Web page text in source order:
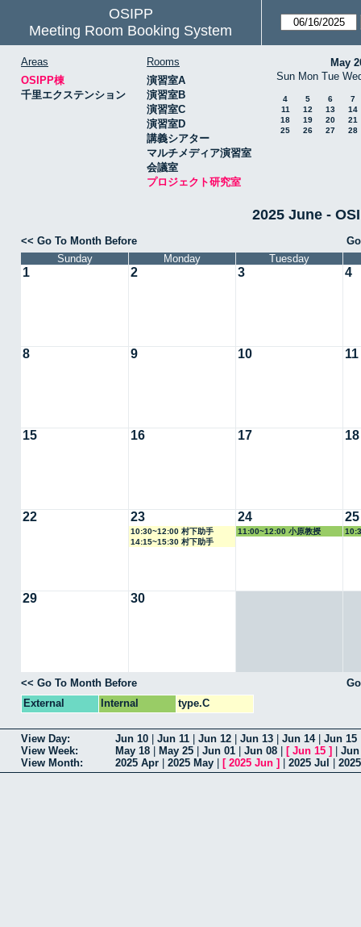
OSIPP
Meeting Room Booking System
Areas
OSIPP棟
千里エクステンション
Rooms
演習室A
演習室B
演習室C
演習室D
講義シアター
マルチメディア演習室
会議室
プロジェクト研究室
May
Sun Mon Tue
4 5 6
7
11
12 13
14
18
19 20
21
25
26 27 28
2025 June -
<< Go To Month Before
Sunday
Monday Tuesday
1 2 3 4
8 9 10 11
15 16 17 18
22 23
10:30~12:00 村下助手
14:15~15:30 村下助手
24
11:00~12:00 小原教授
25
29 30
<< Go To Month Before
External
Internal type.C
View Day: Jun 10 Jun 11 Jun 12 Jun 13 Jun 14| Jun 15
View Week:
May 18 May 25 Jun 01 Jun 08 [ Jun 15 ]
Jun
View Month:
2025 Apr 2025 May [ 2025 Jun ] 2025 Jul